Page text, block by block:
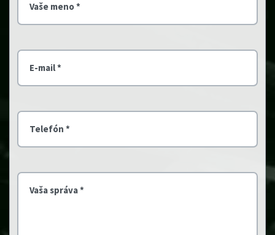
Vaše meno *
E-mail *
Telefón *
Vaša správa *